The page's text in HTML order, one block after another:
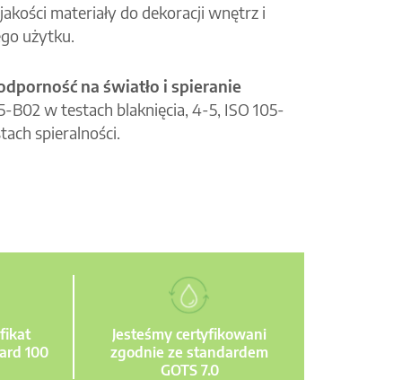
materiały do dekoracji wnętrz i
użytku.
na światło i spieranie
B02 w testach blaknięcia, 4-5, ISO 105-
spieralności.
100
Jesteśmy certyfikowani
zgodnie ze standardem
GOTS 7.0